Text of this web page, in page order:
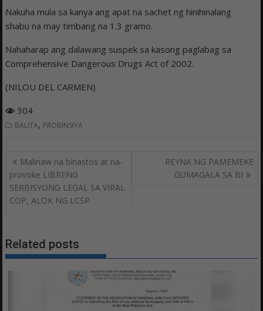
Nakuha mula sa kanya ang apat na sachet ng hinihinalang
shabu na may timbang na 1.3 gramo.
Nahaharap ang dalawang suspek sa kasong paglabag sa
Comprehensive Dangerous Drugs Act of 2002.
(NILOU DEL CARMEN)
304
BALITA, PROBINSIYA
Post
navigation
Malinaw na binastos at na-
provoke LIBRENG
SERBISYONG LEGAL SA VIRAL
COP, ALOK NG LCSP
REYNA NG PAMEMEKE
GUMAGALA SA BI
Related posts